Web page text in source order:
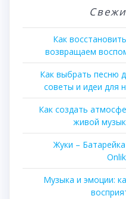
Как
возвращаем
Как выбрать песню
советы и идеи для
Как создать
живой
Жуки –
Музыка и эмоции: